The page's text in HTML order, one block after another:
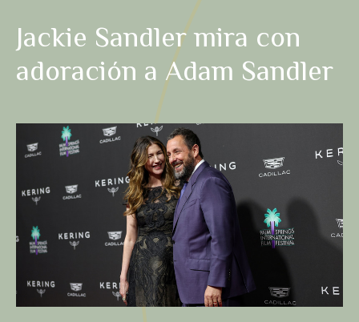
Jackie Sandler mira con
adoración a Adam Sandler